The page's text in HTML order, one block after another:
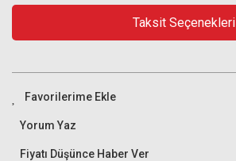
Taksit Seçenekleri
Yorum Yaz
Fiyatı Düşünce Haber Ver